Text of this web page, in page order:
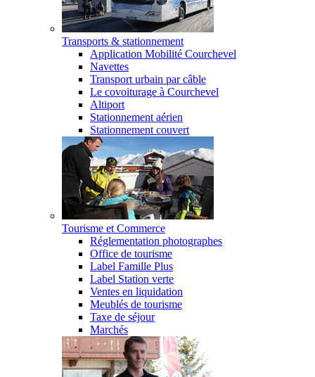
Transports & stationnement
Application Mobilité Courchevel
Navettes
Transport urbain par câble
Le covoiturage à Courchevel
Altiport
Stationnement aérien
Stationnement couvert
Tourisme et Commerce
Réglementation photographes
Office de tourisme
Label Famille Plus
Label Station verte
Ventes en liquidation
Meublés de tourisme
Taxe de séjour
Marchés